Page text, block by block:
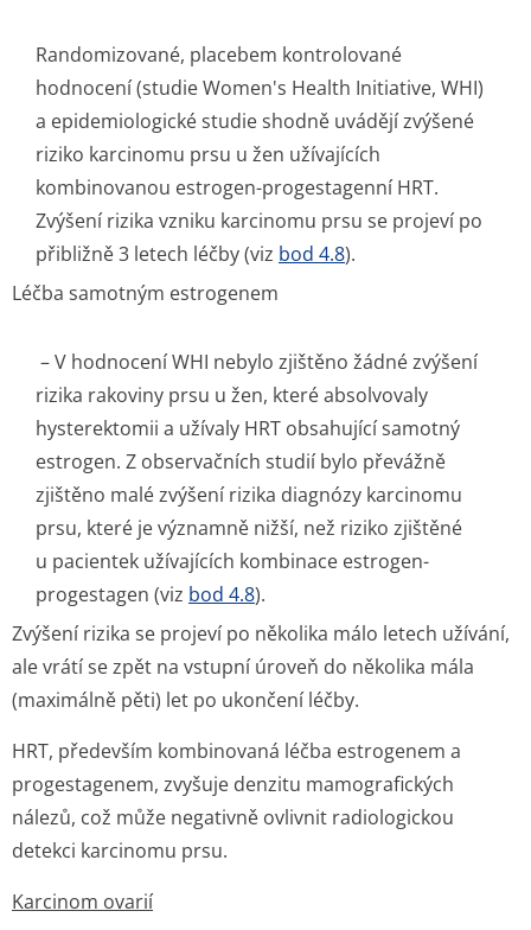
Randomizované, placebem kontrolované
hodnocení (studie Women's Health Initiative, WHI)
a epidemiologické studie shodně uvádějí zvýšené
riziko karcinomu prsu u žen užívajících
kombinovanou estrogen-progestagenní HRT.
Zvýšení rizika vzniku karcinomu prsu se projeví po
přibližně 3 letech léčby (viz bod 4.8).
Léčba samotným estrogenem
– V hodnocení WHI nebylo zjištěno žádné zvýšení
rizika rakoviny prsu u žen, které absolvovaly
hysterektomii a užívaly HRT obsahující samotný
estrogen. Z observačních studií bylo převážně
zjištěno malé zvýšení rizika diagnózy karcinomu
prsu, které je významně nižší, než riziko zjištěné
u pacientek užívajících kombinace estrogen-
progestagen (viz bod 4.8).
Zvýšení rizika se projeví po několika málo letech užívání,
ale vrátí se zpět na vstupní úroveň do několika mála
(maximálně pěti) let po ukončení léčby.
HRT, především kombinovaná léčba estrogenem a
progestagenem, zvyšuje denzitu mamografických
nálezů, což může negativně ovlivnit radiologickou
detekci karcinomu prsu.
Karcinom ovarií